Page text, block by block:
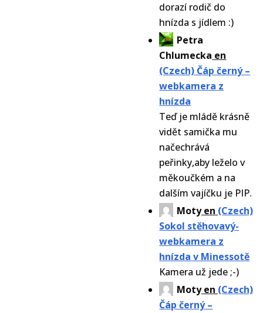
dorazí rodič do
hnízda s jídlem :)
Petra
Chlumecka en
(Czech) Čáp černý –
webkamera z
hnízda
Teď je mládě krásně
vidět samička mu
načechrává
peřinky,aby leželo v
měkoučkém a na
dalším vajíčku je PIP.
Motyen (Czech)
Sokol stěhovavý-
webkamera z
hnízda v Minessotě
Kamera už jede ;-)
Motyen (Czech)
Čáp černý –